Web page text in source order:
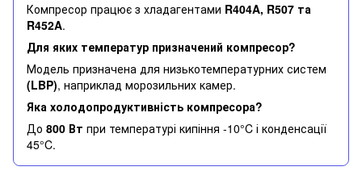
Компресор працює з хладагентами R404A, R507 та
R452A.
Для яких температур призначений компресор?
Модель призначена для низькотемпературних систем
(LBP), наприклад морозильних камер.
Яка холодопродуктивність компресора?
До 800 Вт при температурі кипіння -10°C і конденсації
45°C.